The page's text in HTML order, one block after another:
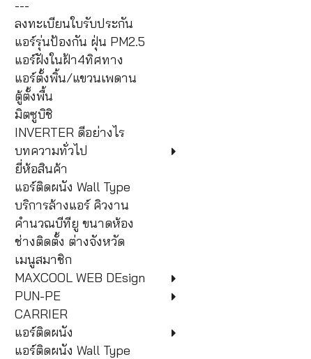
---
ลงทะเบียนใบรับประกัน
แอร์รุ่นป้องกัน ฝุ่น PM2.5
แอร์ฝังในฝ้า4ทิศทาง
แอร์ตั้งพิ้น/แขวนเพดาน
ตู้ตั้งพื้น
มิตซูบิชิ
INVERTER ดีอย่างไร
บทความทั่วไป
ยี่ห้อสินค้า
แอร์ติดผนัง Wall Type
บริการล้างแอร์ คิวงาน
คำนวณบีทียู ขนาดห้อง
ช่างติดตั้ง ต่างจังหวัด
เมนูสมาชิก
MAXCOOL WEB DEsign
PUN-PE
CARRIER
แอร์ติดผนัง
แอร์ติดผนัง Wall Type